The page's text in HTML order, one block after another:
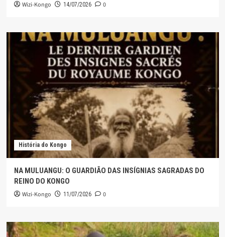
Wizi-Kongo 14/07/2026 0
História do Kongo
NA MULUANGU: O GUARDIÃO DAS INSÍGNIAS SAGRADAS DO
REINO DO KONGO
Wizi-Kongo 11/07/2026 0